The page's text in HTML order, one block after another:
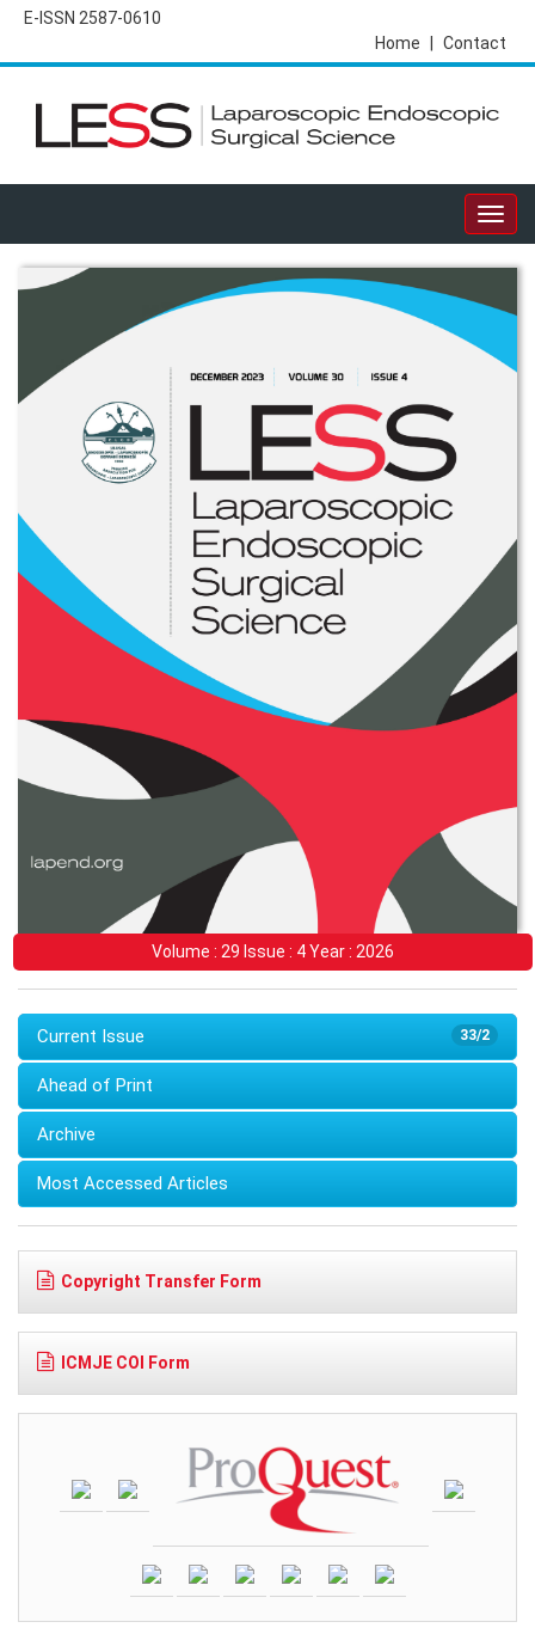
E-ISSN 2587-0610
Contact
Home
Volume : 29 Issue : 4 Year : 2026
33/2
Current Issue
Ahead of Print
Archive
Most Accessed Articles
Copyright Transfer Form
ICMJE COI Form